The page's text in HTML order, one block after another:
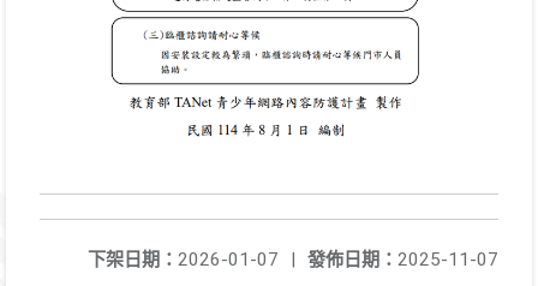
發佈日期： 2025-11-07
下架日期： 2026-01-07
|